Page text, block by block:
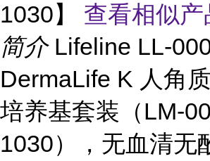
1030】 查看相似
简介 Lifeline LL-
DermaLife K 人角
培养基套装（LM-
1030），无血清无